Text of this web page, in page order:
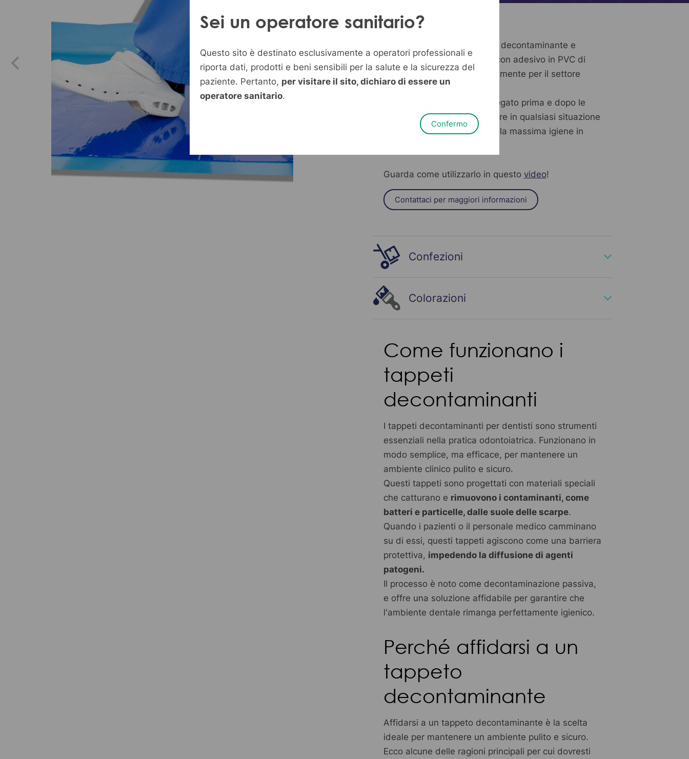
PERFECTO MAT è il tappeto decontaminante e
batteriostatico, battericida con adesivo in PVC di
Dispotech, pensato principalmente per il settore
dentale.
Questo prodotto viene impiegato prima e dopo le
operazioni chirurgiche, oppure in qualsiasi situazione
dove è fondamentale avere la massima igiene in
Guarda come utilizzarlo in questo video!
Contattaci per maggiori informazioni
Confezioni
4
Colorazioni
Come funzionano i
tappeti
decontaminanti
I tappeti decontaminanti per dentisti sono strumenti
essenziali nella pratica odontoiatrica. Funzionano in
modo semplice, ma efficace, per mantenere un
ambiente clinico pulito e sicuro.
Questi tappeti sono progettati con materiali speciali
che catturano e rimuovono i contaminanti, come
batteri e particelle, dalle suole delle scarpe.
Quando i pazienti o il personale medico camminano
su di essi, questi tappeti agiscono come una barriera
protettiva, impedendo la diffusione di agenti
patogeni.
Il processo è noto come decontaminazione passiva,
e offre una soluzione affidabile per garantire che
l'ambiente dentale rimanga perfettamente igienico.
Perché affidarsi a un
tappeto
decontaminante
Affidarsi a un tappeto decontaminante è la scelta
ideale per mantenere un ambiente pulito e sicuro.
Ecco alcune delle ragioni principali per cui dovresti
Sei un operatore sanitario?
Questo sito è destinato esclusivamente a operatori professionali e
riporta dati, prodotti e beni sensibili per la salute e la sicurezza del
paziente. Pertanto, per visitare il sito, dichiaro di essere un
operatore sanitario.
Confermo